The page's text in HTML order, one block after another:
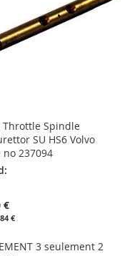
D’ENVIE
Throttle Spindle
SU HS6 Volvo
no 237094
€
€
3 seulement 2